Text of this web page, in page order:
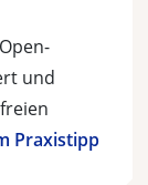
und
Praxistipp